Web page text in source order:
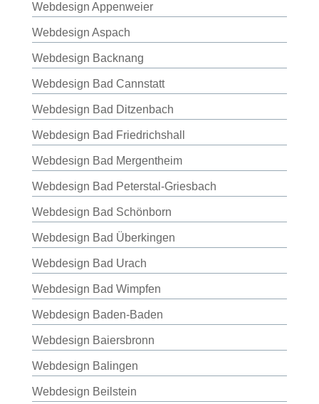
Webdesign Appenweier
Webdesign Aspach
Webdesign Backnang
Webdesign Bad Cannstatt
Webdesign Bad Ditzenbach
Webdesign Bad Friedrichshall
Webdesign Bad Mergentheim
Webdesign Bad Peterstal-Griesbach
Webdesign Bad Schönborn
Webdesign Bad Überkingen
Webdesign Bad Urach
Webdesign Bad Wimpfen
Webdesign Baden-Baden
Webdesign Baiersbronn
Webdesign Balingen
Webdesign Beilstein